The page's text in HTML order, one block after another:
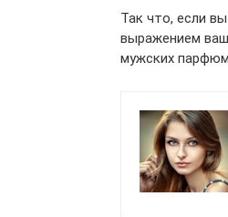
Так что, если
выражением
мужских